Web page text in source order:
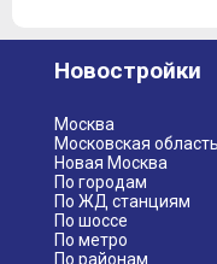
оказалось весьма
возможность
рамках
Новостройки
Москва
Московская область
Новая Москва
По городам
По ЖД станциям
По шоссе
По метро
По районам